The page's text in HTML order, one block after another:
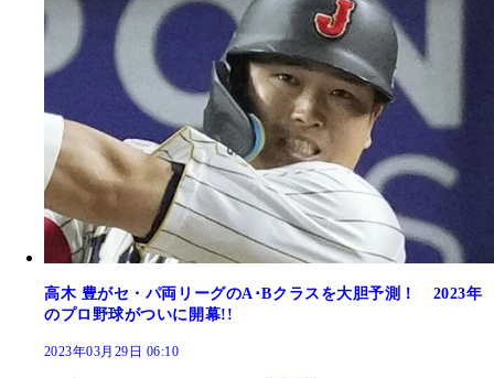
高木 豊がセ・パ両リーグのA･Bクラスを大胆予測！ 2023年
のプロ野球がついに開幕!!
2023年03月29日 06:10